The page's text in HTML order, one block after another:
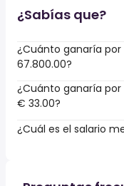
¿Sabías que?
¿Cuánto ganaría
67.800.00?
¿Cuánto ganaría
€ 33.00?
¿Cuál es el salario